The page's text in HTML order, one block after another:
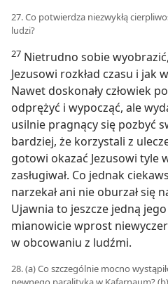
27. Co potwierdza niezwykłą
ludzi?
27 Nietrudno sobie
Jezusowi rozkład czasu i jak
Nawet doskonały człowiek
odprężyć i wypocząć, ale
usilnie pragnący się pozbyć
bardziej, że korzystali z
gotowi okazać Jezusowi tyle
zasługiwał. Co jednak
narzekał ani nie oburzał się
Ujawnia to jeszcze jedną
mianowicie wprost
w obcowaniu z ludźmi.
28. (a) Co szczególnie mocno